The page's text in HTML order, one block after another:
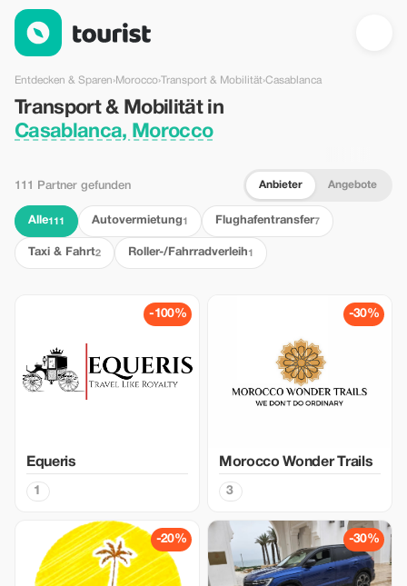
Transport & Mobilität in Casablanca, Morocco — Tourist
Entdecken & Sparen›Morocco›Transport & Mobilität›Casablanca
Transport & Mobilität in
Casablanca, Morocco
111 Partner gefunden Anbieter Angebote
Alle111 Autovermietung 1 Flughafentransfer7
Taxi & Fahrt2 Roller-/Fahrradverleih 1
-100%
Equeris
1
-30%
Morocco Wonder Trails
3
-20% -30%